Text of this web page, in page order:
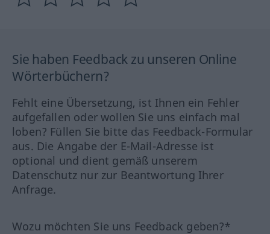
Sie haben Feedback zu unseren Online
Wörterbüchern?
Fehlt eine Übersetzung, ist Ihnen ein Fehler
aufgefallen oder wollen Sie uns einfach mal
loben? Füllen Sie bitte das Feedback-Formular
aus. Die Angabe der E-Mail-Adresse ist
optional und dient gemäß unserem
Datenschutz nur zur Beantwortung Ihrer
Anfrage.
Wozu möchten Sie uns Feedback geben?*